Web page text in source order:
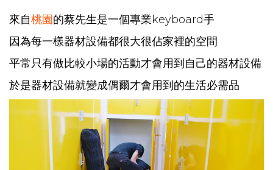
來自桃園的蔡先生是一個專業keyboard手
因為每一樣器材設備都很大很佔家裡的空間
平常只有做比較小場的活動才會用到自己的器材設備
於是器材設備就變成偶爾才會用到的生活必需品